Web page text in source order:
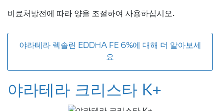
비료처방전에 따라 양을 조절하여 사용하십시오.
야라테라 렉솔린 EDDHA FE 6%에 대해 더 알아보세
요
야라테라 크리스타 K+